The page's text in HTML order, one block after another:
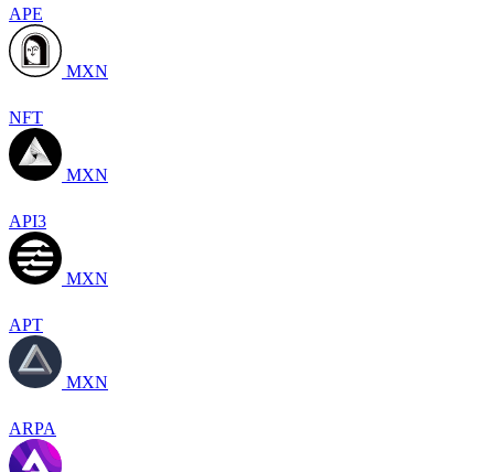
APE
MXN
NFT
MXN
API3
MXN
APT
MXN
ARPA